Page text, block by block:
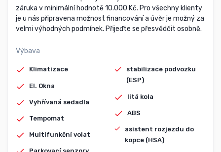
záruka v minimální hodnotě 10.000 Kč. Pro všechny klienty
je u nás připravena možnost financování a úvěr je možný za
velmi výhodných podmínek. Přijeďte se přesvědčit osobně.
Výbava
Klimatizace
El. Okna
Vyhřívaná sedadla
Tempomat
Multifunkční volat
stabilizace podvozku
(ESP)
litá kola
ABS
asistent rozjezdu do
kopce (HSA)